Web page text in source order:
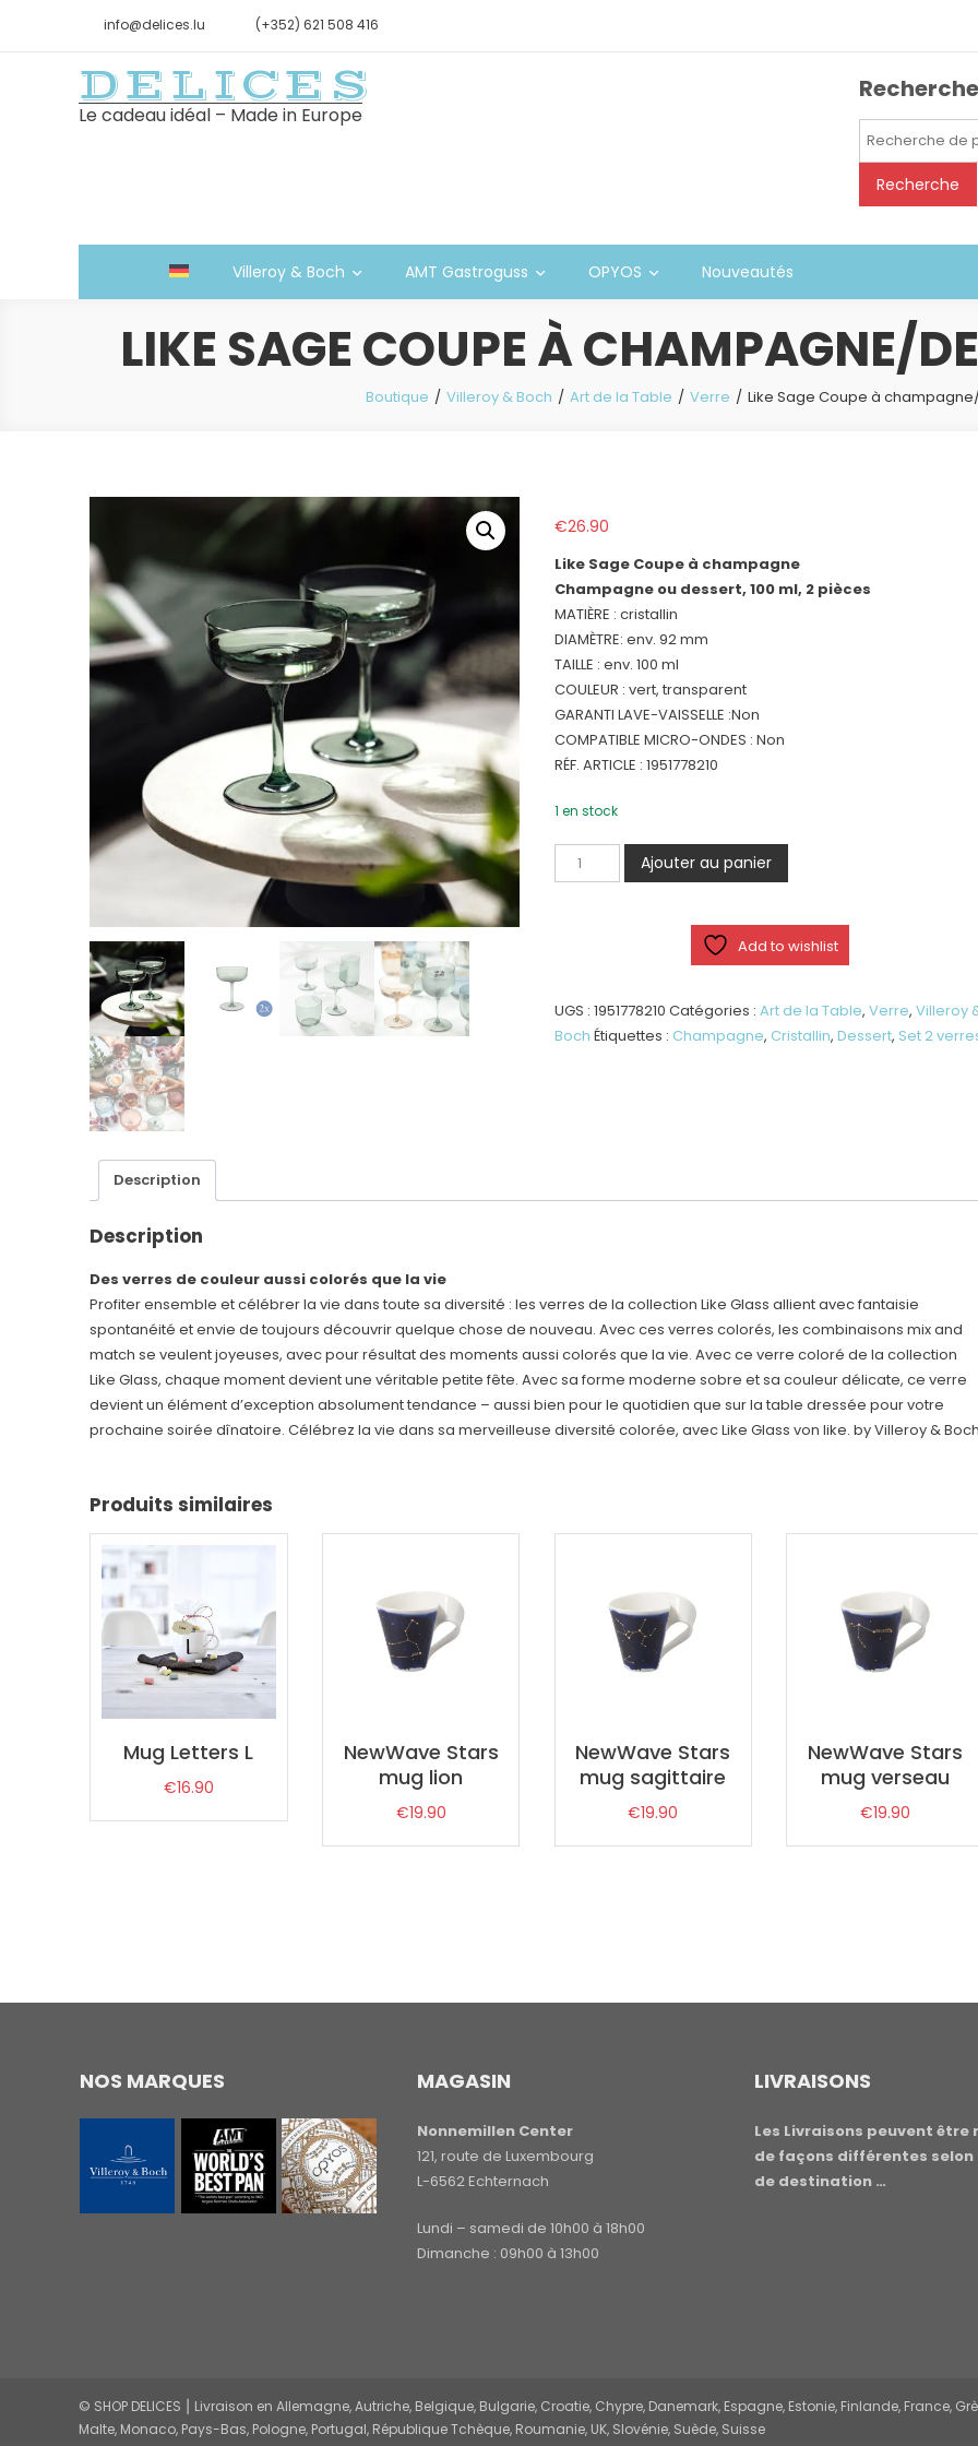
info@delices.lu (+352) 621 508 416
DELICES
Le cadeau idéal – Made in Europe
Recherche
Recherche
Recherche
Villeroy & Boch AMT Gastroguss OPYOS Nouveautés
LIKE SAGE COUPE À CHAMPAGNE/
Boutique Villeroy & Boch Art de la Table Verre Like Sage Coupe à
€26.90
Like Sage Coupe à champagne
Champagne ou dessert, 100 ml, 2 pièces
MATIÈRE : cristallin
DIAMÈTRE: env. 92 mm
TAILLE : env. 100 ml
COULEUR : vert, transparent
GARANTI LAVE-VAISSELLE :Non
COMPATIBLE MICRO-ONDES : Non
RÉF. ARTICLE : 1951778210
1 en stock
quantité
de
champagne/dessert,
2
Ajouter au panier
Add to wishlist
UGS :1951778210 Catégories :Art de la Table,Verre,Villeroy
Boch Étiquettes : Champagne, Cristallin,Dessert, Set 2
Description
Description
Des verres de couleur aussi colorés que la vie
Profiter ensemble et célébrer la vie dans toute sa diversité : les verres de la collection Like Glass allient avec fantaisie
spontanéité et envie de toujours découvrir quelque chose de nouveau. Avec ces verres colorés, les combinaisons mix and
match se veulent joyeuses, avec pour résultat des moments aussi colorés que la vie. Avec ce verre coloré de la collection
Like Glass, chaque moment devient une véritable petite fête. Avec sa forme moderne sobre et sa couleur délicate, ce verre
devient un élément d’exception absolument tendance – aussi bien pour le quotidien que sur la table dressée pour votre
prochaine soirée dînatoire. Célébrez la vie dans sa merveilleuse diversité colorée, avec Like Glass von like. by Villeroy &
Produits similaires
Mug Letters L
€16.90
NewWave Stars
mug lion
€19.90
NewWave Stars
mug sagittaire
€19.90
NewWave Stars
mug verseau
€19.90
NOS MARQUES MAGASIN
Nonnemillen Center
121, route de Luxembourg
L-6562 Echternach
Lundi – samedi de 10h00 à 18h00
Dimanche : 09h00 à 13h00
LIVRAISONS
Les Livraisons peuvent être
de façons différentes selon
de destination …
© SHOP DELICES ⎮ Livraison en Allemagne, Autriche, Belgique, Bulgarie, Croatie, Chypre, Danemark, Espagne, Estonie, Finlande, France,
Malte, Monaco, Pays-Bas, Pologne, Portugal, République Tchèque, Roumanie, UK, Slovénie, Suède, Suisse